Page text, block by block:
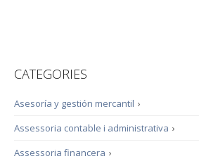
CATEGORIES
›
Asesoría y gestión mercantil
›
Assessoria contable i administrativa
›
Assessoria financera